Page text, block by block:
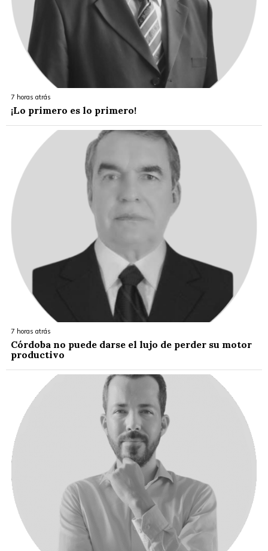
7 horas atrás
¡Lo primero es lo primero!
7 horas atrás
Córdoba no puede darse el lujo de perder su motor
productivo